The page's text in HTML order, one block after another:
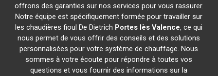
offrons des garanties sur nos services pour vous rassurer.
Notre équipe est spécifiquement formée pour travailler sur
les chaudières fioul De Dietrich Portes lès Valence, ce qui
nous permet de vous offrir des conseils et des solutions
personnalisées pour votre système de chauffage. Nous
sommes à votre écoute pour répondre à toutes vos
questions et vous fournir des informations sur la